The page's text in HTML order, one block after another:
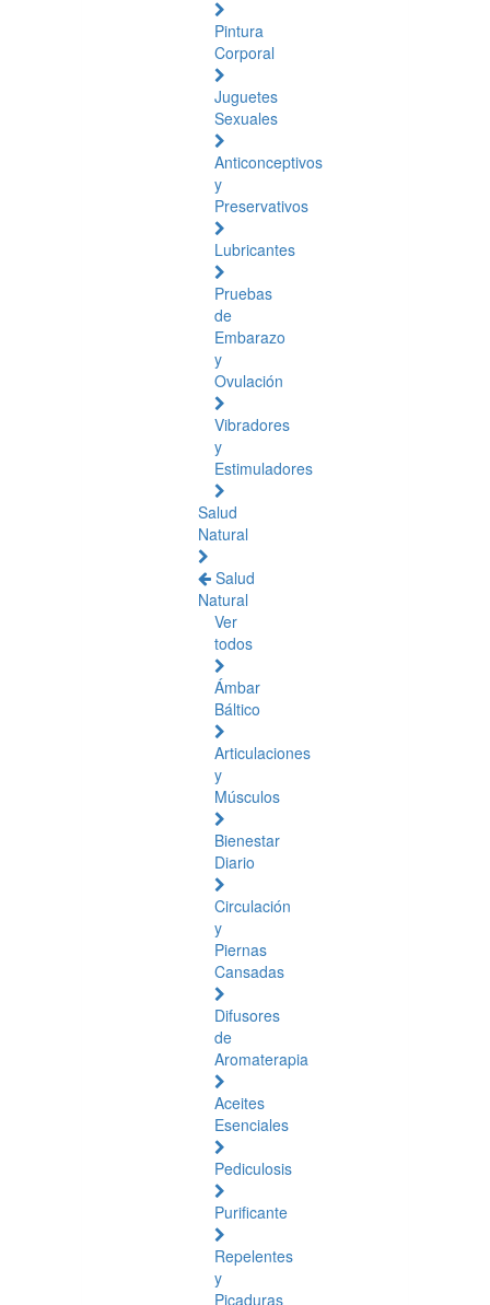
Pintura
Corporal
Juguetes
Sexuales
Anticonceptivos
y
Preservativos
Lubricantes
Pruebas
de
Embarazo
y
Ovulación
Vibradores
y
Estimuladores
Salud
Natural
Salud
Natural
Ver
todos
Ámbar
Báltico
Articulaciones
y
Músculos
Bienestar
Diario
Circulación
y
Piernas
Cansadas
Difusores
de
Aromaterapia
Aceites
Esenciales
Pediculosis
Purificante
Repelentes
y
Picaduras